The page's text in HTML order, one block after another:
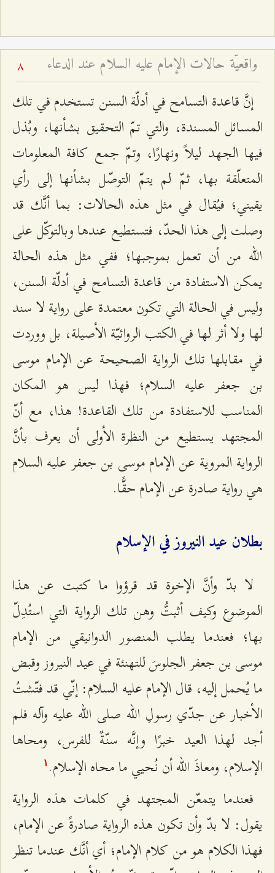
واقعيّة حالات الإمام عليه السلام عند الدعاء 8
إنَّ قاعدة التسامح في أدلّة السنن تستخدم في تلك
المسائل المسندة، والتي تمّ التحقيق بشأنها، وبُذل
فيها الجهد ليلاً ونهارًا، وتمّ جمع كافة المعلومات
المتعلّقة بها، ثمّ لم يتمّ التوصّل بشأنها إلى رأي
يقيني؛ فيُقال في مثل هذه الحالات: بما أنَّك قد
وصلت إلى هذا الحدّ، فتستطيع عندها وبالتوكّل على
الله من أن تعمل بموجبها؛ ففي مثل هذه الحالة
يمكن الاستفادة من قاعدة التسامح في أدلّة السنن،
وليس في الحالة التي تكون معتمدة على رواية لا سند
لها ولا أثر لها في الكتب الروائيّة الأصيلة، بل ووردت
في مقابلها تلك الرواية الصحيحة عن الإمام موسى
بن جعفر عليه السلام؛ فهذا ليس هو المكان
المناسب للاستفادة من تلك القاعدة! هذا، مع أنّ
المجتهد يستطيع من النظرة الأولى أن يعرف بأنَّ
الرواية المروية عن الإمام موسى بن جعفر عليه السلام
هي رواية صادرة عن الإمام حقًّا.
بطلان عيد النيروز في الإسلام
لا بدّ وأنَّ الإخوة قد قرؤوا ما كتبت عن هذا
الموضوع وكيف أثبتُّ وهن تلك الرواية التي استُدِلّ
بها؛ فعندما يطلب المنصور الدوانيقي من الإمام
موسى بن جعفر الجلوسَ للتهنئة في عيد النيروز وقبض
ما يُحمل إليه، قال الإمام عليه السلام: إنّي قد فتّشتُ
الأخبار عن جدّي رسولِ الله صلى الله عليه وآله فلم
أجد لهذا العيد خبرًا وإنَّه سنّةٌ للفرس، ومحاها
الإسلام، ومعاذَ الله أن نُحيي ما محاه الإسلام. ۱
فعندما يتمعّن المجتهد في كلمات هذه الرواية
يقول: لا بدّ وأن تكون هذه الرواية صادرةً عن الإمام،
فهذا الكلام هو من كلام الإمام؛ أي أنَّك عندما تنظر